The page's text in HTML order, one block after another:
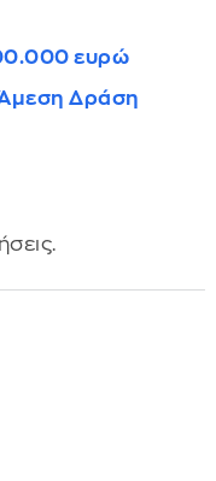
ευρώ
Δράση